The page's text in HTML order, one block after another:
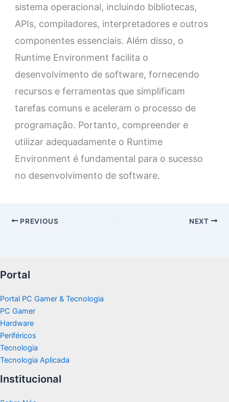
sistema operacional, incluindo bibliotecas,
APIs, compiladores, interpretadores e outros
componentes essenciais. Além disso, o
Runtime Environment facilita o
desenvolvimento de software, fornecendo
recursos e ferramentas que simplificam
tarefas comuns e aceleram o processo de
programação. Portanto, compreender e
utilizar adequadamente o Runtime
Environment é fundamental para o sucesso
no desenvolvimento de software.
PREVIOUS NEXT
Portal
Portal PC Gamer & Tecnologia
PC Gamer
Hardware
Periféricos
Tecnologia
Tecnologia Aplicada
Institucional